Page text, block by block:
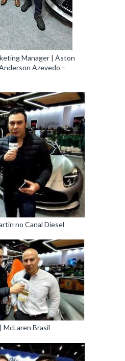
Manager | Aston
Azevedo –
no Canal Diesel
Brasil